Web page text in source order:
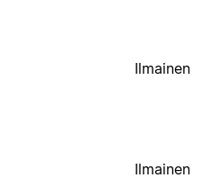
Ilmainen
Ilmainen